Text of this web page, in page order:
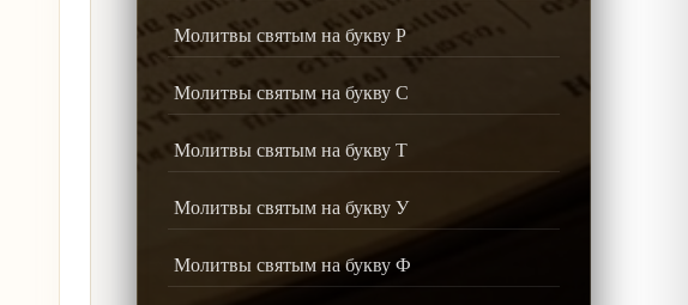
Молитвы святым на букву Р
Молитвы святым на букву С
Молитвы святым на букву Т
Молитвы святым на букву У
Молитвы святым на букву Ф